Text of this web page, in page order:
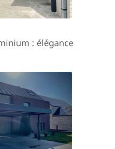
: élégance